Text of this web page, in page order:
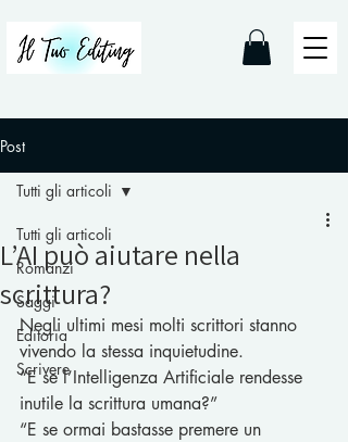
Post
Tutti gli articoli
Romanzi
Saggi
Editoria
Scrivere
Tutti gli articoli
L’AI può aiutare nella
scrittura?
Negli ultimi mesi molti scrittori stanno
vivendo la stessa inquietudine.
“E se l’Intelligenza Artificiale rendesse
inutile la scrittura umana?”
“E se ormai bastasse premere un